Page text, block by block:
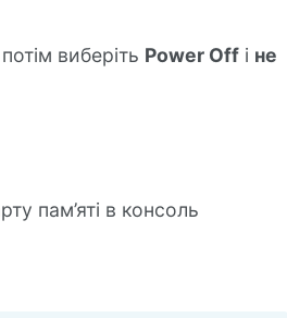
потім виберіть Power Offі не
пам’яті в консоль